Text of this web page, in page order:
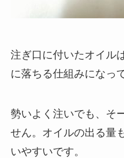
注ぎ口に付いたオイル
に落ちる仕組みになっ
勢いよく注いでも、そ
せん。オイルの出る量
いやすいです。